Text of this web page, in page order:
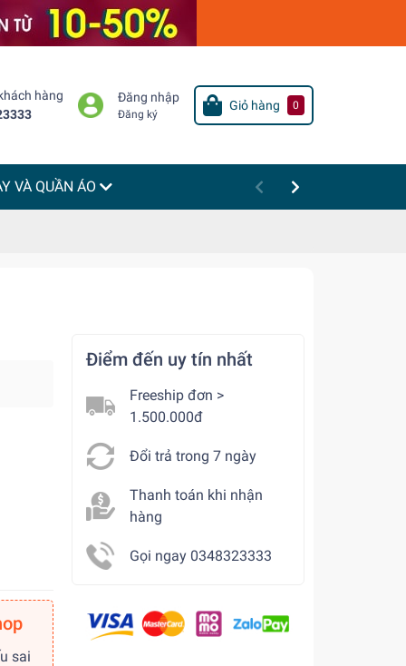
hàng
Đăng nhập
Đăng ký
Giỏ hàng 0
VÀ QUẦN ÁO
sai
Điểm đến uy tín nhất
Freeship đơn >
1.500.000đ
Đổi trả trong 7 ngày
Thanh toán khi nhận
hàng
Gọi ngay 0348323333